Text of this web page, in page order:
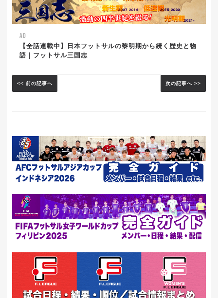
AD
【全話連載中】日本フットサルの黎明期から続く歴史と物
語｜フットサル三国志
<< 前の記事へ 次の記事へ >>